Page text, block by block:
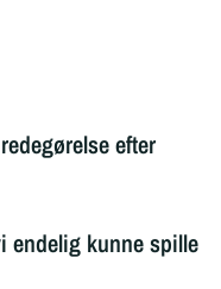
efter
endelig kunne spille